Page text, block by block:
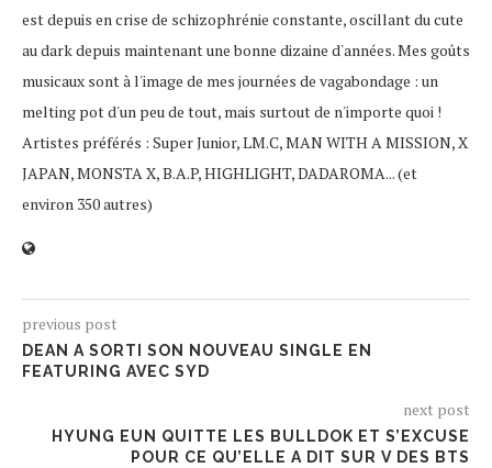
est depuis en crise de schizophrénie constante, oscillant du cute
au dark depuis maintenant une bonne dizaine d'années. Mes goûts
musicaux sont à l'image de mes journées de vagabondage : un
melting pot d'un peu de tout, mais surtout de n'importe quoi !
Artistes préférés : Super Junior, LM.C, MAN WITH A MISSION, X
JAPAN, MONSTA X, B.A.P, HIGHLIGHT, DADAROMA... (et
environ 350 autres)
previous post
DEAN A SORTI SON NOUVEAU SINGLE EN
FEATURING AVEC SYD
next post
HYUNG EUN QUITTE LES BULLDOK ET S’EXCUSE
POUR CE QU’ELLE A DIT SUR V DES BTS